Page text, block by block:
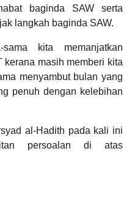
baginda SAW serta
langkah baginda SAW.
sama kita memanjatkan
kerana masih memberi kita
menyambut bulan yang
penuh dengan kelebihan
al-Hadith pada kali ini
persoalan di atas